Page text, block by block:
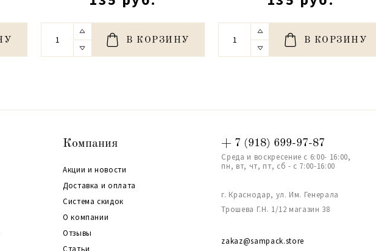
В КОРЗИНУ В КОРЗИНУ
Компания
Акции и новости
Доставка и оплата
Система скидок
О компании
Отзывы
Статьи
+ 7 (918) 699-97-87
Среда и воскресение с 6:00- 16:00,
пн, вт, чт, пт, сб - с 7:00-16:00
г. Краснодар, ул. Им. Генерала
Трошева Г.Н. 1/12 магазин 38
zakaz@sampack.store